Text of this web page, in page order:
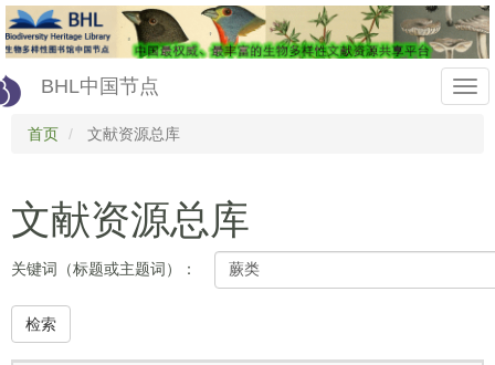
Skip
to
main
contentBHL中国节点
首页 文献资源总库
文献资源总库
关键词（标题或主题词）：
检索